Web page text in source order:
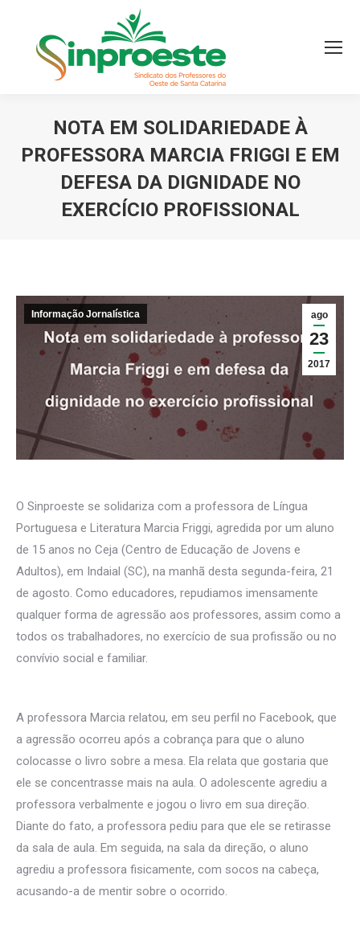
NOTA EM SOLIDARIEDADE À
PROFESSORA MARCIA FRIGGI E EM
DEFESA DA DIGNIDADE NO
EXERCÍCIO PROFISSIONAL
ago
23
2017
Informação Jornalística
O Sinproeste se solidariza com a professora de Língua
Portuguesa e Literatura Marcia Friggi, agredida por um aluno
de 15 anos no Ceja (Centro de Educação de Jovens e
Adultos), em Indaial (SC), na manhã desta segunda-feira, 21
de agosto. Como educadores, repudiamos imensamente
qualquer forma de agressão aos professores, assim como a
todos os trabalhadores, no exercício de sua profissão ou no
convívio social e familiar.
A professora Marcia relatou, em seu perfil no Facebook, que
a agressão ocorreu após a cobrança para que o aluno
colocasse o livro sobre a mesa. Ela relata que gostaria que
ele se concentrasse mais na aula. O adolescente agrediu a
professora verbalmente e jogou o livro em sua direção.
Diante do fato, a professora pediu para que ele se retirasse
da sala de aula. Em seguida, na sala da direção, o aluno
agrediu a professora fisicamente, com socos na cabeça,
acusando-a de mentir sobre o ocorrido.